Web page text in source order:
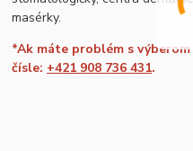
masérky.
*Ak máte problém s
čísle: +421 908 736 431.